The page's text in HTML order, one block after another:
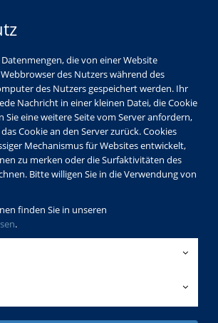
die von einer Website
des Nutzers während des
des Nutzers gespeichert werden. Ihr
Nachricht in einer kleinen Datei, die Cookie
Sie eine weitere Seite vom Server anfordern,
Cookie an den Server zurück. Cookies
Mechanismus für Websites entwickelt,
zu merken oder die Surfaktivitäten des
Bitte willigen Sie in die Verwendung von
finden Sie in unseren
.
LOGIN MENÜ